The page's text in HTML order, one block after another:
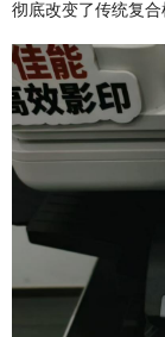
彻底改变了传统复合